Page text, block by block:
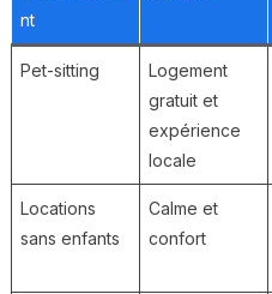
nt
Pet-sitting
Logement
gratuit et
expérience
locale
Locations
sans enfants
Calme et
confort